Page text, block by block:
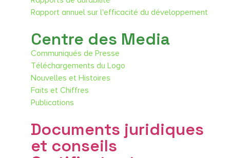
Rapport annuel sur l'efficacité du développement
Centre des Media
Communiqués de Presse
Téléchargements du Logo
Nouvelles et Histoires
Faits et Chiffres
Publications
Documents juridiques
et conseils